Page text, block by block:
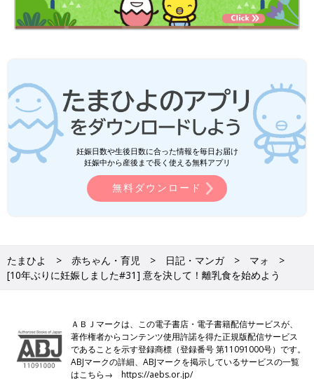
妊娠日数や生後日数に合った情報を毎日お届け
妊娠中から産後まで長く使える無料アプリ
無料ダウンロード
たまひよ 赤ちゃん・育児 日記・マンガ
マォ
[10年ぶりに妊娠しました#31] 意を決して！離乳食を始めよう
ＡＢＪマークは、この電子書店・電子書籍配信サービスが、
著作権者からコンテンツ使用許諾を得た正規版配信サービス
であることを示す登録商標（登録番号 第11091000号）です。
ABJマークの詳細、ABJマークを掲示しているサービスの一覧
はこちら→https://aebs.or.jp/